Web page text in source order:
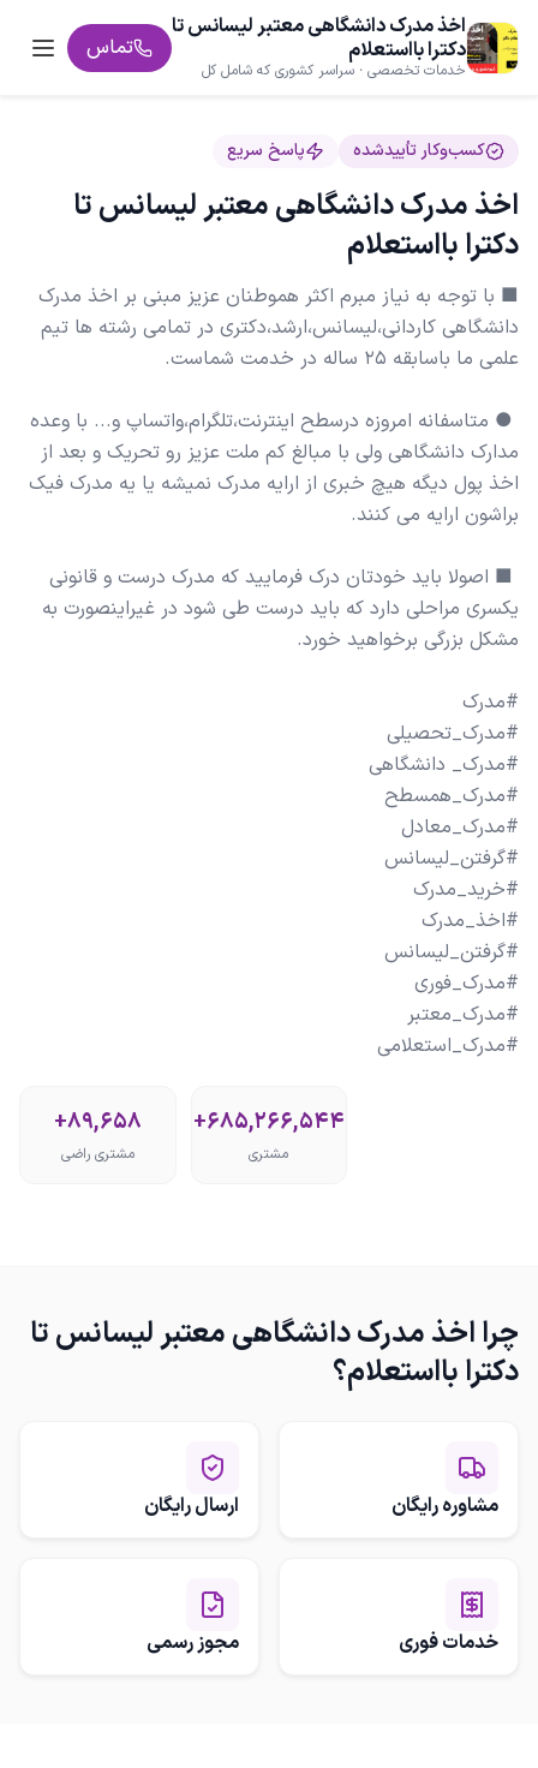
اخذ مدرک دانشگاهی معتبر لیسانس تا
دکترا بااستعلام
خدمات تخصصی · سراسر کشوری که شامل کل
تماس
کسب‌وکار تأییدشده پاسخ سریع
اخذ مدرک دانشگاهی معتبر لیسانس تا
دکترا بااستعلام
■ با توجه به نیاز مبرم اکثر هموطنان عزیز مبنی بر اخذ مدرک
دانشگاهی کاردانی،لیسانس،ارشد،دکتری در تمامی رشته ها تیم
️ ● متاسفانه امروزه درسطح اینترنت،تلگرام،واتساپ و... با وعده
مدارک دانشگاهی ولی با مبالغ کم ملت عزیز رو تحریک و بعد از
اخذ پول دیگه هیچ خبری از ارایه مدرک نمیشه یا یه مدرک فیک
️ ■ اصولا باید خودتان درک فرمایید که مدرک درست و قانونی
یکسری مراحلی دارد که باید درست طی شود در غیراینصورت به
#مدرک_استعلامی
+89,658
مشتری راضی
+685,266,544
مشتری
چرااخذ مدرک دانشگاهی معتبر لیسانس تا
دکترا بااستعلام؟
مشاوره رایگان ارسال رایگان
خدمات فوری مجوز رسمی